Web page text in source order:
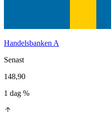
Handelsbanken A
Senast
148,90
1 dag %